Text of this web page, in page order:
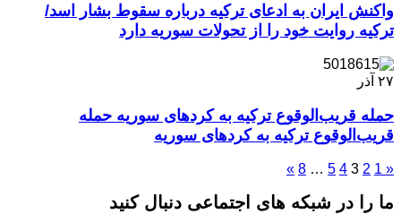
واکنش ایران به ادعای ترکیه درباره سقوط بشار اسد/
ترکیه روایت‌ خود را از تحولات سوریه دارد
۲۷ آذر
حمله قریب‌الوقوع ترکیه به کردهای سوریه حمله
قریب‌الوقوع ترکیه به کردهای سوریه
«
1
2
3
4
5
…
8
»
ما را در شبکه های اجتماعی دنبال کنید